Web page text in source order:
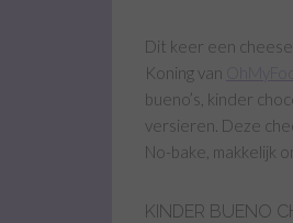
Dit keer een
Koning van
bueno’s, kinder
versieren. Deze
No-bake, makkelijk
KINDER BUENO